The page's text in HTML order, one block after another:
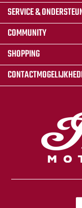
SERVICE &
COMMUNITY
SHOPPING